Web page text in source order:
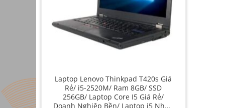
Laptop Lenovo Thinkpad T420s Giá
Rẻ/ i5-2520M/ Ram 8GB/ SSD
256GB/ Laptop Core I5 Giá Rẻ/
Doanh Nghiệp Bền/ Laptop i5 Nhập